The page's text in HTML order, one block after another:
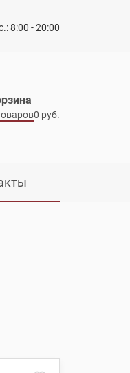
8:00 - 20:00
0 руб.